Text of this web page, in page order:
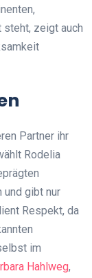
steht, zeigt auch
Partner ihr
Rodelia
gibt nur
Respekt, da
im
Hahlweg,